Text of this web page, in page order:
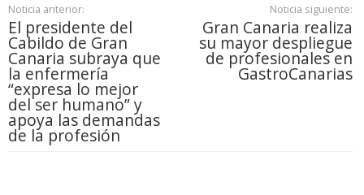
Noticia anterior:
El presidente del
Cabildo de Gran
Canaria subraya que
la enfermería
“expresa lo mejor
del ser humano” y
apoya las demandas
de la profesión
Noticia siguiente:
Gran Canaria realiza
su mayor despliegue
de profesionales en
GastroCanarias